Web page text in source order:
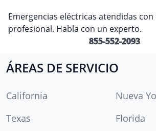
Emergencias eléctricas atendidas
profesional. Habla con un experto.
855-552-2093
ÁREAS DE SERVICIO
California
Nueva
Texas
Florida